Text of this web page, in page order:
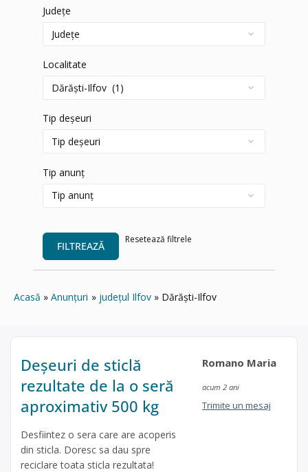
Județe
Localitate
Tip deșeuri
Tip anunț
FILTREAZĂ
Resetează filtrele
Acasă Anunțuri județul Ilfov Dărăşti-Ilfov
Deșeuri de sticlă
rezultate de la o seră
aproximativ 500 kg
Desfiintez o sera care are acoperis
din sticla. Doresc sa dau spre
reciclare toata sticla rezultata!
Romano Maria
acum 2 ani
Trimite un mesaj